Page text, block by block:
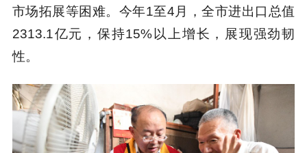
市场拓展等困难。今年1至4月，全市进出口总值
2313.1亿元，保持15%以上增长，展现强劲韧
性。